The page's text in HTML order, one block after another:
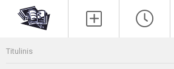
Titulinis